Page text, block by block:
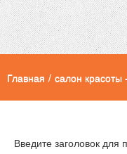
Главная / салон
Введите заголовок для